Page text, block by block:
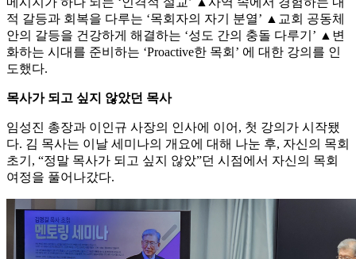
적 갈등과 회복을 다루는 ‘목회자의 자기 분열’ ▲교회 공동체
안의 갈등을 건강하게 해결하는 ‘성도 간의 충돌 다루기’ ▲변
화하는 시대를 준비하는 ‘Proactive한 목회’ 에 대한 강의를 인
도했다.
목사가 되고 싶지 않았던 목사
임성진 총장과 이인규 사장의 인사에 이어, 첫 강의가 시작됐
다. 김 목사는 이날 세미나의 개요에 대해 나눈 후, 자신의 목회
초기, “정말 목사가 되고 싶지 않았”던 시점에서 자신의 목회
여정을 풀어나갔다.